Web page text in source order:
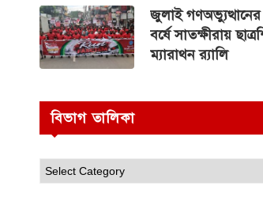
জুলাই গণঅভ্যুত্থানের
বর্ষে সাতক্ষীরায়
ম্যারাথন র‌্যালি
বিভাগ তালিকা